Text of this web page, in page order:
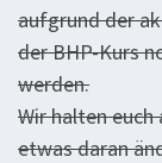
aufgrund der
der BHP-Kurs
werden.
Wir halten
etwas daran